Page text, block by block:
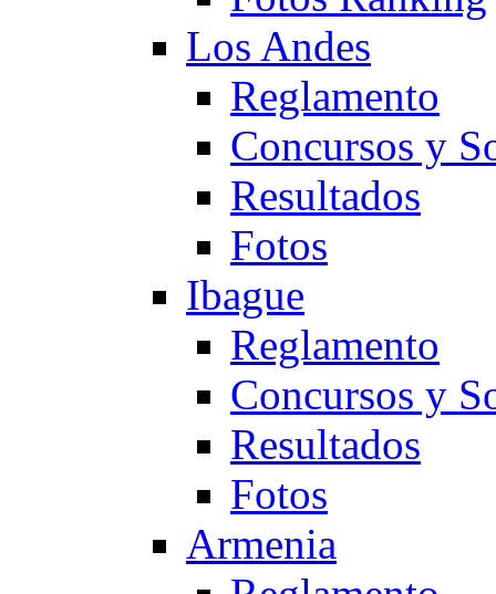
Los Andes
Reglamento
Concursos y
Resultados
Fotos
Ibague
Reglamento
Concursos y
Resultados
Fotos
Armenia